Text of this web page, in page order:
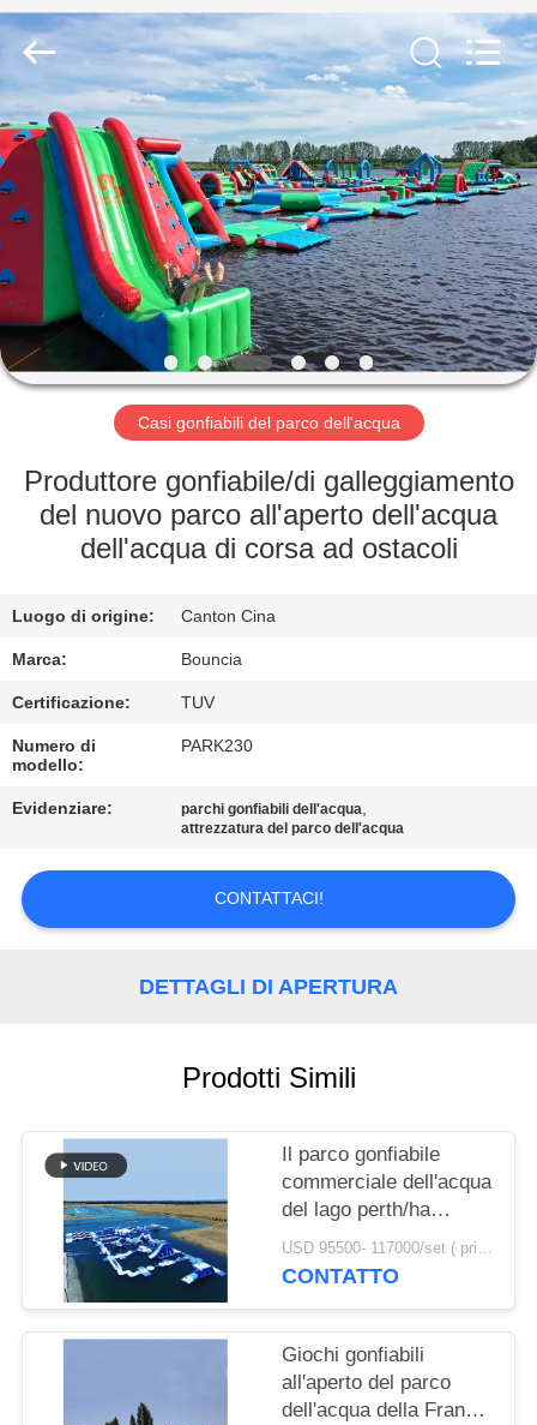
CASA
PRODOTTI
VIDEO
CIRCA
NOI
GIRO
DELLA
FABBRICA
CONTROLLO
DI
QUALITÀ
CONTATTICI
UNA
CITAZIONE
PRIVACY
POLICY
Guangzhou
Bouncia
Inflatables
Factory.
Rights
Casi gonfiabili del parco dell'acqua
Produttore gonfiabile/di galleggiamento
del nuovo parco all'aperto dell'acqua
dell'acqua di corsa ad ostacoli
Luogo di origine: Canton Cina
Marca: Bouncia
Certificazione: TUV
Numero di
modello:
PARK230
Evidenziare: parchi gonfiabili dell'acqua,
attrezzatura del parco dell'acqua
CONTATTACI!
DETTAGLI DI APERTURA
Prodotti Simili
Il parco gonfiabile
commerciale dell'acqua
del lago perth/ha
personalizzato il
campo da giuoco di
USD 95500- 117000/set ( price just for reference, detailed prices need to be confirmed) MOQ:1 set o parti di tutto il parco
CONTATTO
Giochi gonfiabili
all'aperto del parco
dell'acqua della Francia